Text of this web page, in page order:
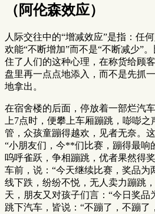
（阿伦森效应）
人际交往中的“增减效应”是指：任
欢能“不断增加”而不是“不断减少”
住了人们的这种心理，在称货给顾
盘里再一点点地添入，而不是先抓
地拿出。
在宿舍楼的后面，停放着一部烂汽
上7点时，便攀上车厢蹦跳，嘭嘭
管，众孩童蹦得越欢，见者无奈。
“小朋友们，今**们比赛，蹦得最响
呜呼雀跃，争相蹦跳，优者果然得
车前，说：“今天继续比赛，奖品为
线下跌，纷纷不悦，无人卖力蹦跳
天，朋友又对孩子们言：“今日奖品
跳下汽车，皆说：“不蹦了，不蹦了